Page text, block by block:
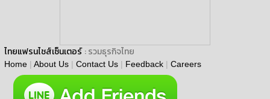
ไทยแฟรนไชส์เซ็นเตอร์ : รวมธุรกิจไทย
Home | About Us | Contact Us | Feedback | Careers